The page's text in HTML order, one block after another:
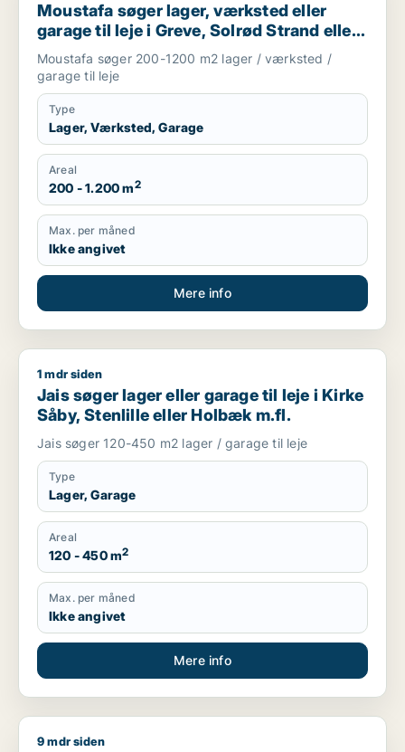
Moustafa søger lager, værksted eller
garage til leje i Greve, Solrød Strand eller
Roskilde m.fl.
Moustafa søger 200-1200 m2 lager / værksted /
garage til leje
Type
Lager, Værksted, Garage
Areal
200 - 1.200 m2
Max. per måned
Ikke angivet
Mere info
Jais søger lager eller garage til leje i Kirke Såby, Stenlille
1 mdr siden
Jais søger lager eller garage til leje i Kirke
Såby, Stenlille eller Holbæk m.fl.
Jais søger 120-450 m2 lager / garage til leje
Type
Lager, Garage
Areal
120 - 450 m2
Max. per måned
Ikke angivet
Mere info
Jeg søger lager eller garage til salg i Region Sjælland
9 mdr siden